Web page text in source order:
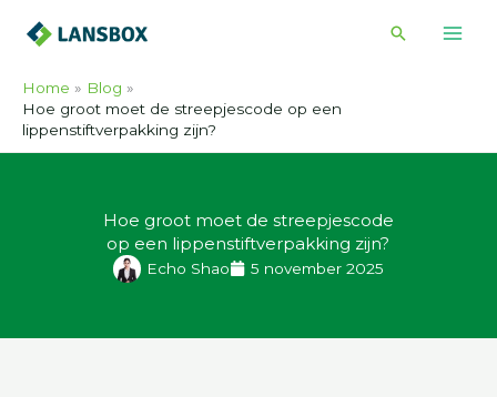
naar
inhoud
Zoeken
Home
Blog
Hoe groot moet de streepjescode op een
lippenstiftverpakking zijn?
Hoe groot moet de streepjescode
op een lippenstiftverpakking zijn?
Echo Shao 5 november 2025